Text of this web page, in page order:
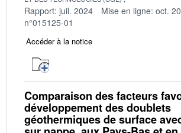
Rapport: juil. 2024 Mise en ligne: oct.
n°015125-01
Accéder à la notice
Comparaison des facteurs
développement des doublets
géothermiques de surface